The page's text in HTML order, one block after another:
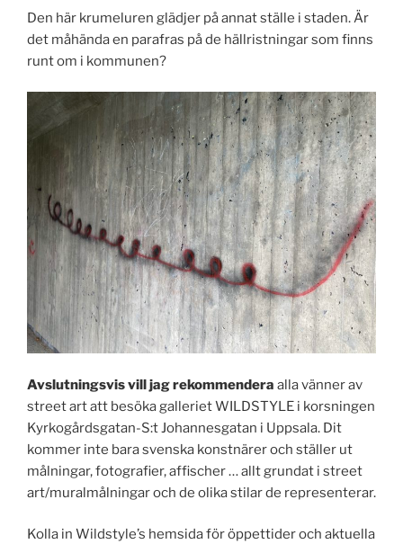
Den här krumeluren glädjer på annat ställe i staden. Är
det måhända en parafras på de hällristningar som finns
runt om i kommunen?
Avslutningsvis vill jag rekommendera alla vänner av
street art att besöka galleriet WILDSTYLE i korsningen
Kyrkogårdsgatan-S:t Johannesgatan i Uppsala. Dit
kommer inte bara svenska konstnärer och ställer ut
målningar, fotografier, affischer … allt grundat i street
art/muralmålningar och de olika stilar de representerar.
Kolla in Wildstyle’s hemsida för öppettider och aktuella